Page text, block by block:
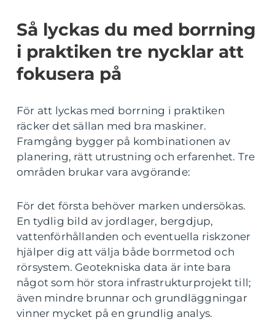
Så lyckas du med borrning
i praktiken tre nycklar att
fokusera på
För att lyckas med borrning i praktiken
räcker det sällan med bra maskiner.
Framgång bygger på kombinationen av
planering, rätt utrustning och erfarenhet. Tre
områden brukar vara avgörande:
För det första behöver marken undersökas.
En tydlig bild av jordlager, bergdjup,
vattenförhållanden och eventuella riskzoner
hjälper dig att välja både borrmetod och
rörsystem. Geotekniska data är inte bara
något som hör stora infrastrukturprojekt till;
även mindre brunnar och grundläggningar
vinner mycket på en grundlig analys.